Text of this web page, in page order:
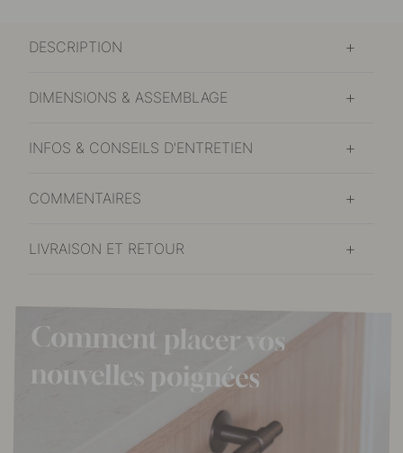
DESCRIPTION
DIMENSIONS & ASSEMBLAGE
INFOS & CONSEILS D'ENTRETIEN
COMMENTAIRES
LIVRAISON ET RETOUR